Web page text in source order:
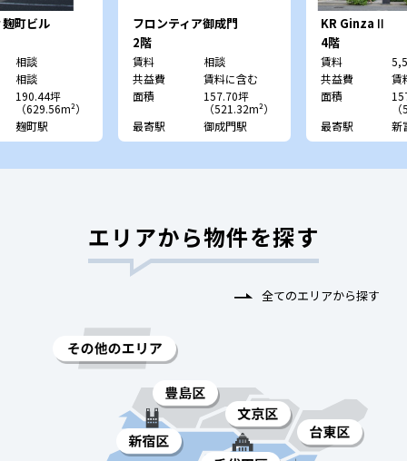
町ビル
相談
相談
190.44坪
（629.56m²）
麹町駅
フロンティア御成門
2階
賃料
相談
共益費
賃料に含む
面積
157.70坪
（521.32m²）
最寄駅
御成門駅
KR GinzaⅡ
4階
賃料
共益費
賃
面積
最寄駅
新
エリアから物件を探す
全てのエリアから探す